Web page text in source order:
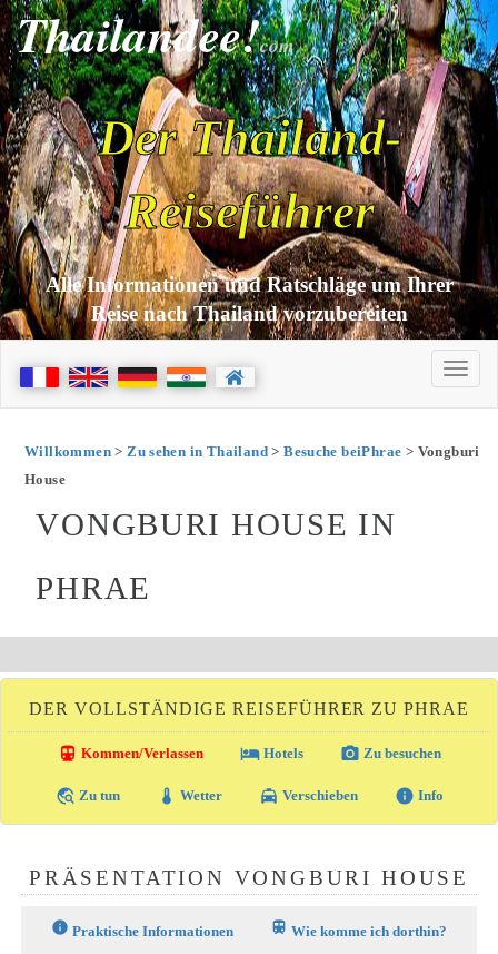
Thailandee!com
Der Thailand-
Reiseführer
Alle Informationen und Ratschläge um Ihrer
Reise nach Thailand vorzubereiten
Willkommen>Zu sehen in Thailand>Besuche beiPhrae > Vongburi
House
VONGBURI HOUSE IN
PHRAE
DER VOLLSTÄNDIGE REISEFÜHRER ZU PHRAE
directions_transit Kommen/Verlassen local_hotelHotels photo_camera Zu besuchen
travel_explore Zu tun thermostat Wetter local_taxi Verschieben info Info
PRÄSENTATION VONGBURI HOUSE
info Praktische Informationen train Wie komme ich dorthin?